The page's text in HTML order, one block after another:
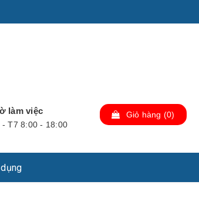
làm việc
- T7 8:00 - 18:00
Giỏ hàng (0)